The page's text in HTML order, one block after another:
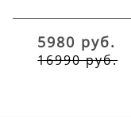
5980 руб.
16990 руб.